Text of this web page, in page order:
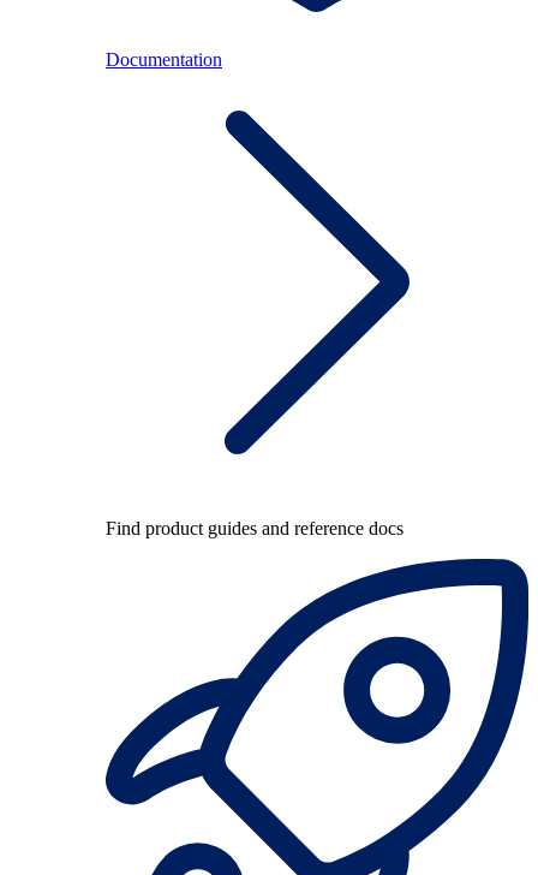
Documentation
Find product guides and reference docs